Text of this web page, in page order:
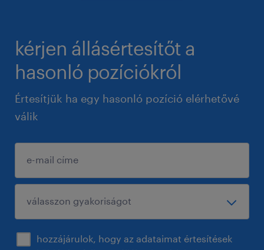
kérjen állásértesítőt a
hasonló pozíciókról
Értesítjük ha egy hasonló pozíció elérhetővé
válik
hozzájárulok, hogy az adataimat értesítések